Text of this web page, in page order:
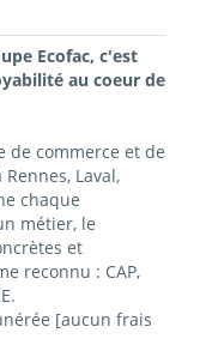
Ecofac, c'est
au coeur de
de commerce et de
Laval,
chaque
métier, le
et
reconnu : CAP,
[aucun frais